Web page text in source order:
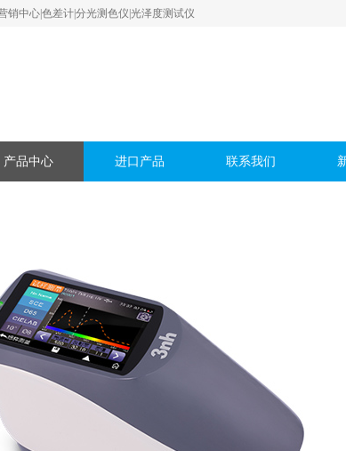
销中心|色差计|分光测色仪|光泽度测试仪
产品中心 进口产品 联系我们